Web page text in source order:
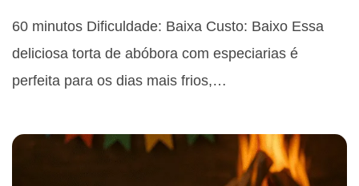
60 minutos Dificuldade: Baixa Custo: Baixo Essa
deliciosa torta de abóbora com especiarias é
perfeita para os dias mais frios,…